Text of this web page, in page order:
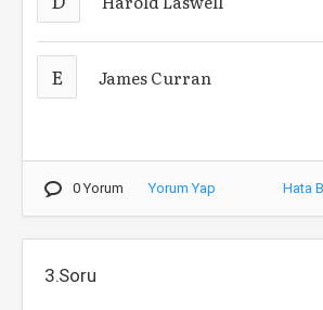
E James Curran
0 Yorum Yorum Yap Hata
3.Soru